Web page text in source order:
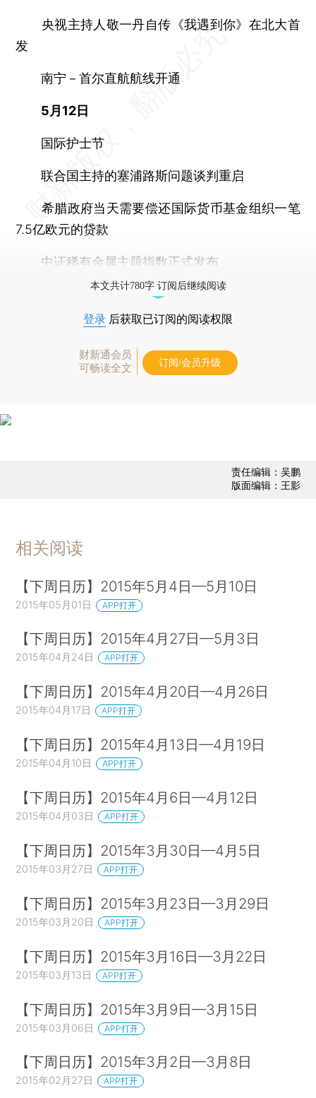
央视主持人敬一丹自传《我遇到你》在北大首
发
南宁－首尔直航航线开通
5月12日
国际护士节
联合国主持的塞浦路斯问题谈判重启
希腊政府当天需要偿还国际货币基金组织一笔
7.5亿欧元的贷款
中证稀有金属主题指数正式发布
本文共计780字 订阅后继续阅读
登录 后获取已订阅的阅读权限
财新通会员
可畅读全文
订阅/会员升级
责任编辑：吴鹏
版面编辑：王影
相关阅读
【下周日历】2015年5月4日—5月10日
2015年05月01日 APP打开
【下周日历】2015年4月27日—5月3日
2015年04月24日 APP打开
【下周日历】2015年4月20日—4月26日
2015年04月17日 APP打开
【下周日历】2015年4月13日—4月19日
2015年04月10日 APP打开
【下周日历】2015年4月6日—4月12日
2015年04月03日 APP打开
【下周日历】2015年3月30日—4月5日
2015年03月27日 APP打开
【下周日历】2015年3月23日—3月29日
2015年03月20日 APP打开
【下周日历】2015年3月16日—3月22日
2015年03月13日 APP打开
【下周日历】2015年3月9日—3月15日
2015年03月06日 APP打开
【下周日历】2015年3月2日—3月8日
2015年02月27日 APP打开